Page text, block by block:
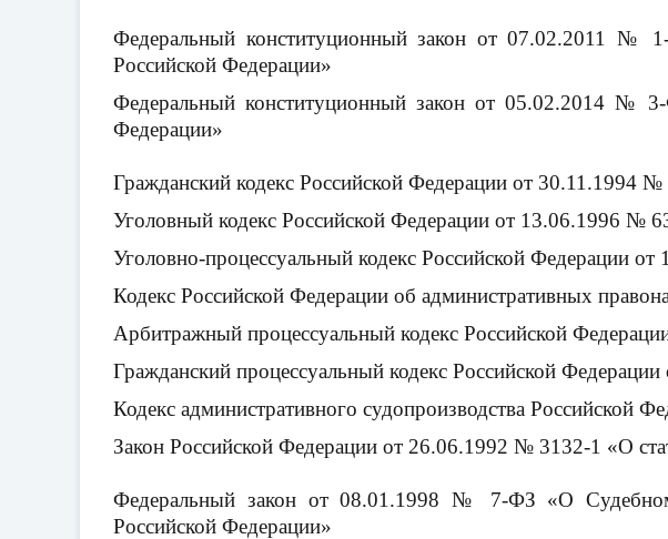
Федеральный конституционный закон от 07.02.2011
Российской Федерации»
Федеральный конституционный закон от 05.02.2014 №
Федерации»
Гражданский кодекс Российской Федерации от 30.11.1994
Уголовный кодекс Российской Федерации от 13.06.1996 №
Уголовно-процессуальный кодекс Российской Федерации
Кодекс Российской Федерации об административных
Арбитражный процессуальный кодекс Российской
Гражданский процессуальный кодекс Российской
Кодекс административного судопроизводства Российской
Закон Российской Федерации от 26.06.1992 № 3132-1 «О
Федеральный закон от 08.01.1998 № 7-ФЗ «О
Российской Федерации»